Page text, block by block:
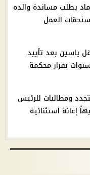
يطلب مساندة والده
العمل
ياسين بعد تأييد
الحكم بسجن المتهم 10 سنوات بقرار محكمة
زيادة معاش 2026 يتجدد ومطالبات للرئيس
بصرف 2000 جنيهاً إعانة استثنائية